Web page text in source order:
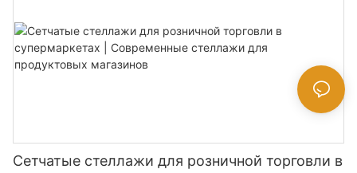
Сетчатые стеллажи для розничной торговли в